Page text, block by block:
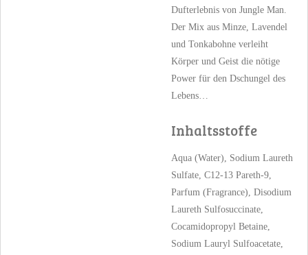
Dufterlebnis von Jungle Man.
Der Mix aus Minze, Lavendel
und Tonkabohne verleiht
Körper und Geist die nötige
Power für den Dschungel des
Lebens…
Inhaltsstoffe
Aqua (Water), Sodium Laureth
Sulfate, C12-13 Pareth-9,
Parfum (Fragrance), Disodium
Laureth Sulfosuccinate,
Cocamidopropyl Betaine,
Sodium Lauryl Sulfoacetate,